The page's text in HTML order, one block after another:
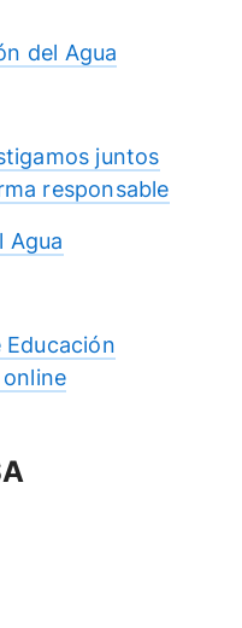
del Agua
juntos
responsable
Agua